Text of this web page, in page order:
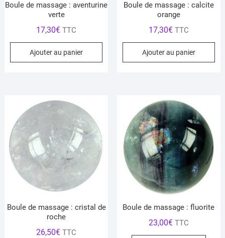
Boule de massage : aventurine
verte
17,30€ TTC
Ajouter au panier
Boule de massage : calcite
orange
17,30€ TTC
Ajouter au panier
Boule de massage : cristal de
roche
26,50€ TTC
Boule de massage : fluorite
23,00€ TTC